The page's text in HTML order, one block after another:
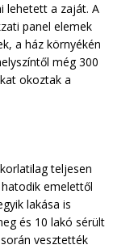
lehetett a zaját. A
panel elemek
a ház környékén
még 300
okoztak a
teljesen
emelettől
lakása is
és 10 lakó sérült
vesztették